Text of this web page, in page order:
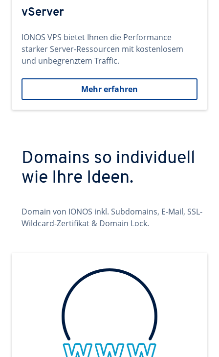
vServer
IONOS VPS bietet Ihnen die Performance
starker Server-Ressourcen mit kostenlosem
und unbegrenztem Traffic.
Mehr erfahren
Domains so individuell
wie Ihre Ideen.
Domain von IONOS inkl. Subdomains, E-Mail, SSL-
Wildcard-Zertifikat & Domain Lock.